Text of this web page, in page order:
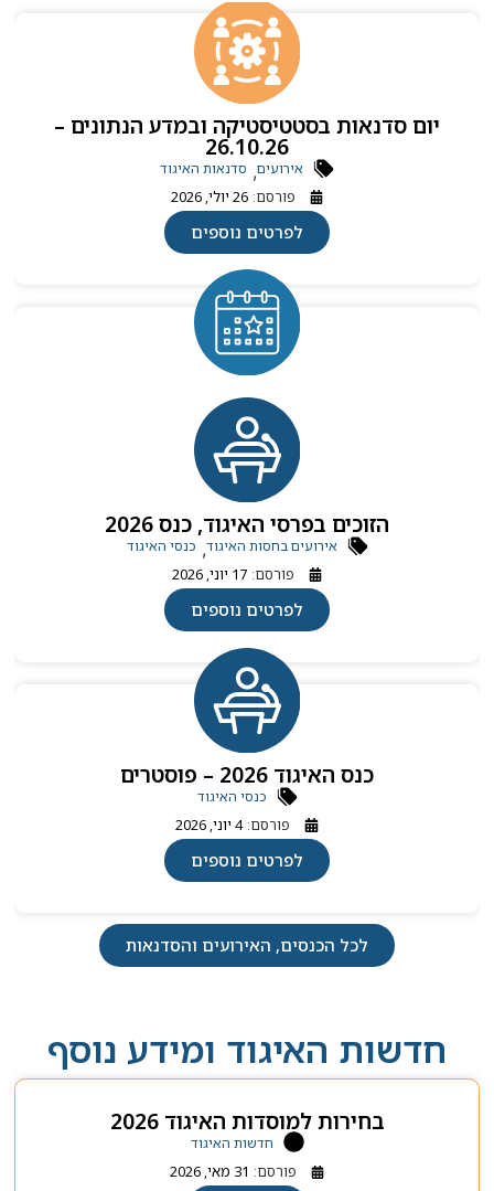
יום סדנאות בסטטיסטיקה ובמדע הנתונים –
26.10.26
אירועים, סדנאות האיגוד
פורסם: 26 יולי, 2026
לפרטים נוספים
הזוכים בפרסי האיגוד, כנס 2026
אירועים בחסות האיגוד, כנסי האיגוד
פורסם: 17 יוני, 2026
לפרטים נוספים
כנס האיגוד 2026 – פוסטרים
כנסי האיגוד
פורסם: 4 יוני, 2026
לפרטים נוספים
לכל הכנסים, האירועים והסדנאות
חדשות האיגוד ומידע נוסף
בחירות למוסדות האיגוד 2026
חדשות האיגוד
פורסם: 31 מאי, 2026